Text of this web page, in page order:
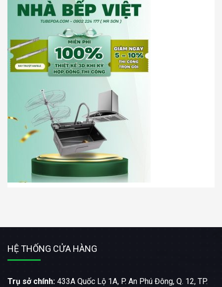
HỆ THỐNG CỬA HÀNG
Trụ sở chính: 433A Quốc Lộ 1A, P. An Phú Đông, Q. 12, TP.